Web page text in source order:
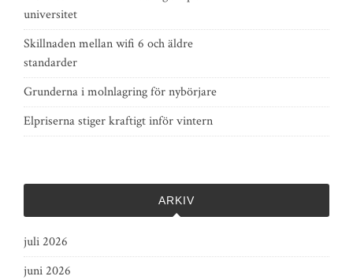
universitet
Skillnaden mellan wifi 6 och äldre
standarder
Grunderna i molnlagring för nybörjare
Elpriserna stiger kraftigt inför vintern
ARKIV
juli 2026
juni 2026